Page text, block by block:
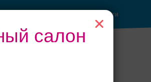
салон
Войти